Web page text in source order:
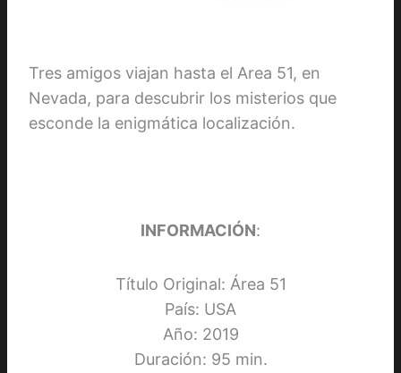
Tres amigos viajan hasta el Area 51, en
Nevada, para descubrir los misterios que
esconde la enigmática localización.
INFORMACIÓN:
Título Original: Área 51
País: USA
Año: 2019
Duración: 95 min.